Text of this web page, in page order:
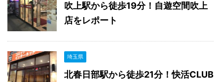
吹上駅から徒歩19分！自遊空間吹上
店をレポート
埼玉県
北春日部駅から徒歩21分！快活CLUB